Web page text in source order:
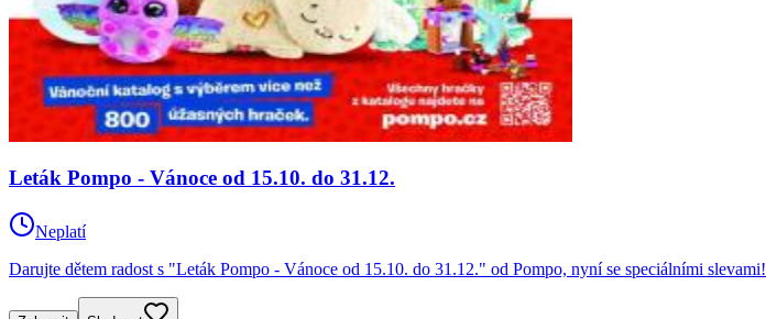
Leták Pompo - Vánoce od 15.10. do 31.12.
Neplatí
Darujte dětem radost s "Leták Pompo - Vánoce od 15.10. do 31.12." od Pompo, nyní se speciálními slevami!